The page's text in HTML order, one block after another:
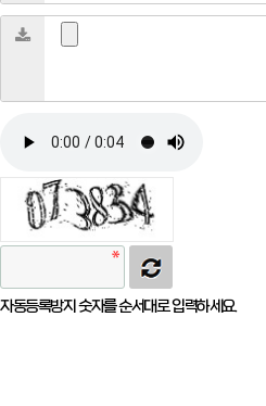
자동등록방지 숫자를 순서대로 입력하세요.